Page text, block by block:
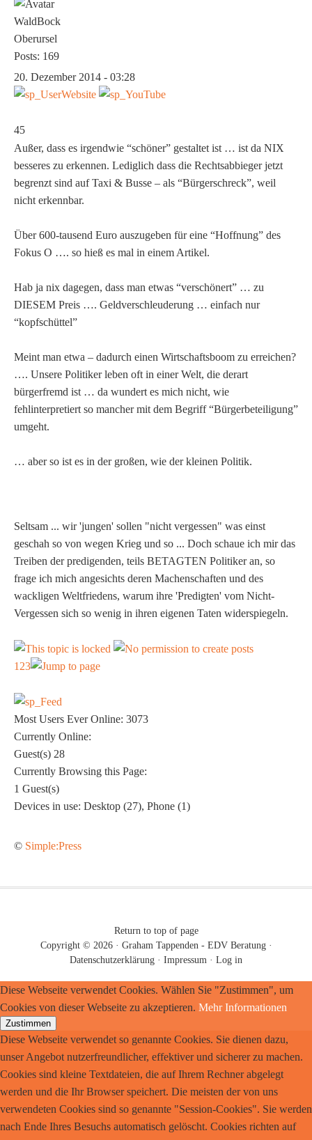
WaldBock
Oberursel
Posts: 169
20. Dezember 2014 - 03:28
45
Außer, dass es irgendwie “schöner” gestaltet ist … ist da NIX
besseres zu erkennen. Lediglich dass die Rechtsabbieger jetzt
begrenzt sind auf Taxi & Busse – als “Bürgerschreck”, weil
nicht erkennbar.
Über 600-tausend Euro auszugeben für eine “Hoffnung” des
Fokus O …. so hieß es mal in einem Artikel.
Hab ja nix dagegen, dass man etwas “verschönert” … zu
DIESEM Preis …. Geldverschleuderung … einfach nur
“kopfschüttel”
Meint man etwa – dadurch einen Wirtschaftsboom zu erreichen?
…. Unsere Politiker leben oft in einer Welt, die derart
bürgerfremd ist … da wundert es mich nicht, wie
fehlinterpretiert so mancher mit dem Begriff “Bürgerbeteiligung”
umgeht.
… aber so ist es in der großen, wie der kleinen Politik.
Seltsam ... wir 'jungen' sollen "nicht vergessen" was einst
geschah so von wegen Krieg und so ... Doch schaue ich mir das
Treiben der predigenden, teils BETAGTEN Politiker an, so
frage ich mich angesichts deren Machenschaften und des
wackligen Weltfriedens, warum ihre 'Predigten' vom Nicht-
Vergessen sich so wenig in ihren eigenen Taten widerspiegeln.
1 23
Most Users Ever Online: 3073
Currently Online:
Guest(s) 28
Currently Browsing this Page:
1 Guest(s)
Devices in use: Desktop (27), Phone (1)
© Simple:Press
Return to top of page
Copyright © 2026 · Graham Tappenden - EDV Beratung·
Datenschutzerklärung · Impressum · Log in
Diese Webseite verwendet Cookies. Wählen Sie "Zustimmen", um
Cookies von dieser Webseite zu akzeptieren. Mehr Informationen
Zustimmen
Diese Webseite verwendet so genannte Cookies. Sie dienen dazu,
unser Angebot nutzerfreundlicher, effektiver und sicherer zu machen.
Cookies sind kleine Textdateien, die auf Ihrem Rechner abgelegt
werden und die Ihr Browser speichert. Die meisten der von uns
verwendeten Cookies sind so genannte "Session-Cookies". Sie werden
nach Ende Ihres Besuchs automatisch gelöscht. Cookies richten auf